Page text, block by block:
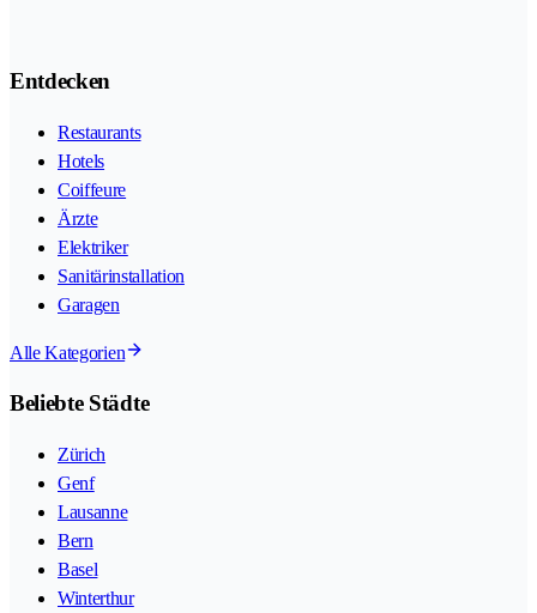
Entdecken
Restaurants
Hotels
Coiffeure
Ärzte
Elektriker
Sanitärinstallation
Garagen
Alle Kategorien
Beliebte Städte
Zürich
Genf
Lausanne
Bern
Basel
Winterthur